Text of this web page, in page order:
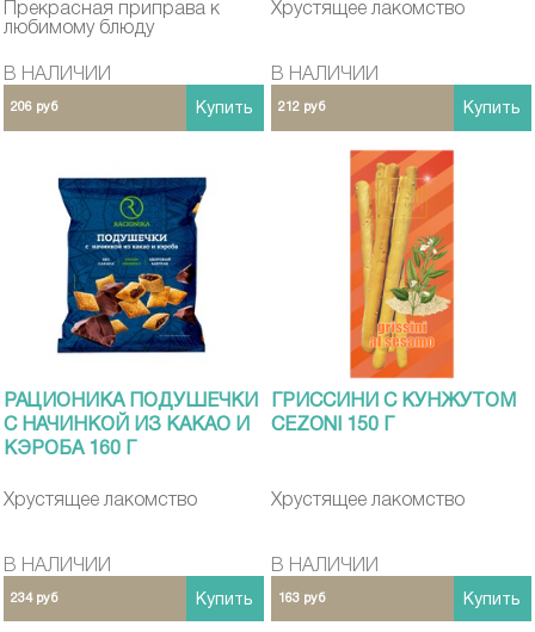
Прекрасная приправа к
любимому блюду
В НАЛИЧИИ
206 руб Купить
Хрустящее лакомство
В НАЛИЧИИ
212 руб Купить
РАЦИОНИКА ПОДУШЕЧКИ
С НАЧИНКОЙ ИЗ КАКАО И
КЭРОБА 160 Г
Хрустящее лакомство
В НАЛИЧИИ
234 руб Купить
ГРИССИНИ С КУНЖУТОМ
CEZONI 150 Г
Хрустящее лакомство
В НАЛИЧИИ
163 руб Купить